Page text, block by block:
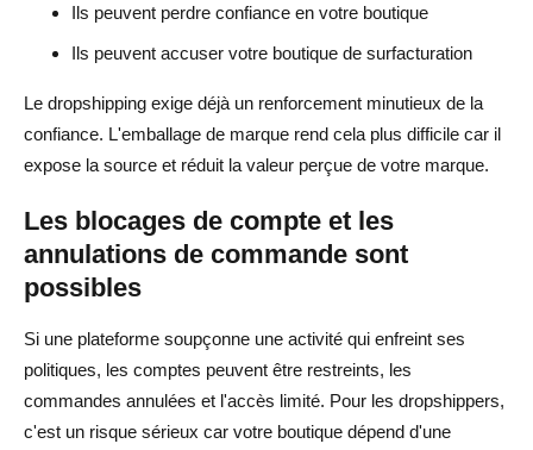
Ils peuvent perdre confiance en votre boutique
Ils peuvent accuser votre boutique de surfacturation
Le dropshipping exige déjà un renforcement minutieux de la
confiance. L'emballage de marque rend cela plus difficile car il
expose la source et réduit la valeur perçue de votre marque.
Les blocages de compte et les
annulations de commande sont
possibles
Si une plateforme soupçonne une activité qui enfreint ses
politiques, les comptes peuvent être restreints, les
commandes annulées et l'accès limité. Pour les dropshippers,
c'est un risque sérieux car votre boutique dépend d'une